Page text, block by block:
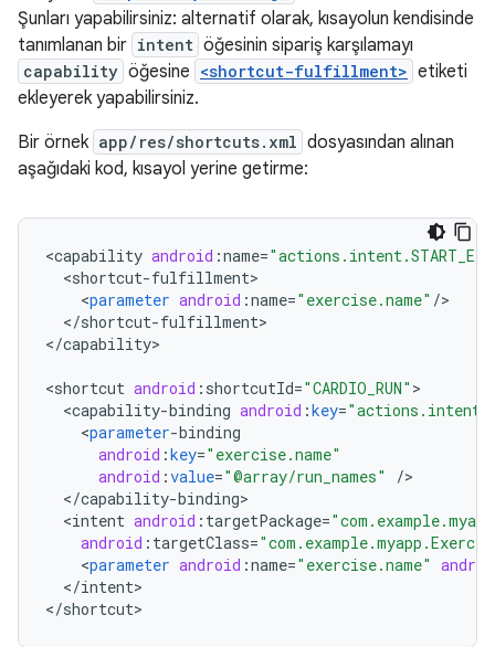
Şunları yapabilirsiniz: alternatif olarak, kısayolun kendisinde
tanımlanan bir intent öğesinin sipariş karşılamayı
capability öğesine <shortcut-fulfillment> etiketi
ekleyerek yapabilirsiniz.
Bir örnek app/res/shortcuts.xml dosyasından alınan
aşağıdaki kod, kısayol yerine getirme:
<capability android :name=
<shortcut-fulfillment
<parameter android :name="exercise.name" /
</shortcut-fulfillment>
</capability>
<shortcut android : shortcutId="CARDIO_RUN"
<capability-binding android :key=
<parameter-binding
android :key="exercise.name"
android :value="@array/run_names" /
</capability-binding
<intent android : targetPackage=
android : targetClass=
<parameter android :name="exercise.name"
</intent>
</shortcut